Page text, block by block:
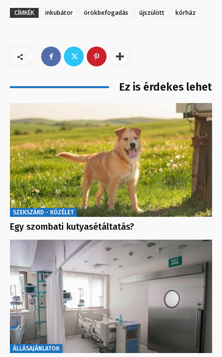
CÍMKÉK inkubátor örökbefogadás újszülött kórház
Ez is érdekes lehet
SZEKSZÁRD - KÖZÉLET
Egy szombati kutyasétáltatás?
ÁLLÁSAJÁNLATOK